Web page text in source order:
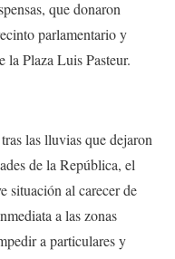
que donaron
parlamentario y
la Plaza Luis Pasteur.
las lluvias que dejaron
de la República, el
situación al carecer de
a las zonas
a particulares y